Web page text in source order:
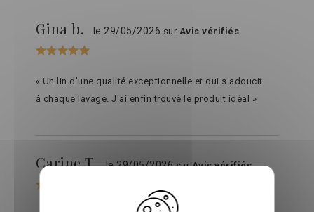
Gina b. le 29/05/2026 sur Avis vérifiés
« Un lin d'une qualité exceptionnelle et qui s'adoucit
à chaque lavage. J'ai enfin trouvé le produit idéal »
Carine T.le 29/05/2026surAvis vérifiés